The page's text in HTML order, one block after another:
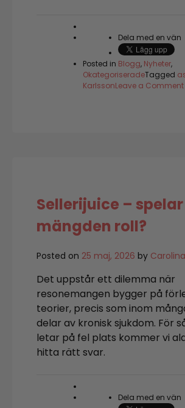
Dela med en vän
Posted in Blogg, Nyheter,
OkategoriseradeTagged
KarlssonLeave a Comment
Sellerijuice – spelar
mängden roll?
Posted on 25 maj, 2026 by
Det uppstår ett dilemma när
resonemangen bygger på
teorier, precis som inom
delar av kronisk sjukdom. För
letar på fel plats kommer vi
hitta rätt svar.
Dela med en vän